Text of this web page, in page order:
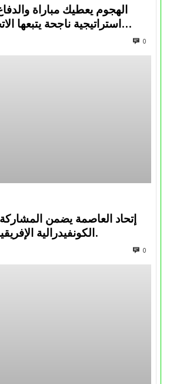
الهجوم يعطيك مباراة
استراتيجية ناجحة يتبعها
0
إتحاد العاصمة يضمن
الكونفيدرالية الإفريقية الموسم القادم.
0